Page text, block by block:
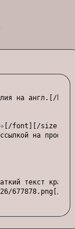
на англ.[/
✧[/font][/size]
на профиль
текст
677878.png[/img]